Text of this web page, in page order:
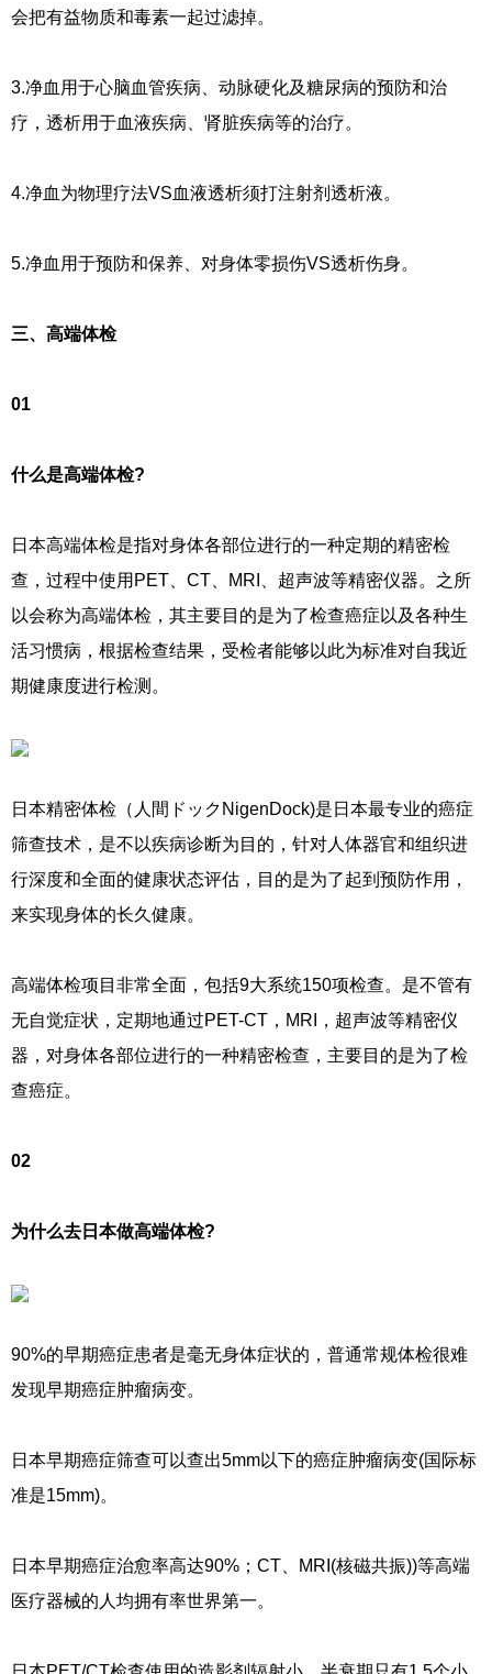
会把有益物质和毒素一起过滤掉。
3.净血用于心脑血管疾病、动脉硬化及糖尿病的预防和治
疗，透析用于血液疾病、肾脏疾病等的治疗。
4.净血为物理疗法VS血液透析须打注射剂透析液。
5.净血用于预防和保养、对身体零损伤VS透析伤身。
三、高端体检
01
什么是高端体检?
日本高端体检是指对身体各部位进行的一种定期的精密检
查，过程中使用PET、CT、MRI、超声波等精密仪器。之所
以会称为高端体检，其主要目的是为了检查癌症以及各种生
活习惯病，根据检查结果，受检者能够以此为标准对自我近
期健康度进行检测。
日本精密体检（人間ドックNigenDock)是日本最专业的癌症
筛查技术，是不以疾病诊断为目的，针对人体器官和组织进
行深度和全面的健康状态评估，目的是为了起到预防作用，
来实现身体的长久健康。
高端体检项目非常全面，包括9大系统150项检查。是不管有
无自觉症状，定期地通过PET-CT，MRI，超声波等精密仪
器，对身体各部位进行的一种精密检查，主要目的是为了检
查癌症。
02
为什么去日本做高端体检?
90%的早期癌症患者是毫无身体症状的，普通常规体检很难
发现早期癌症肿瘤病变。
日本早期癌症筛查可以查出5mm以下的癌症肿瘤病变(国际标
准是15mm)。
日本早期癌症治愈率高达90%；CT、MRI(核磁共振))等高端
医疗器械的人均拥有率世界第一。